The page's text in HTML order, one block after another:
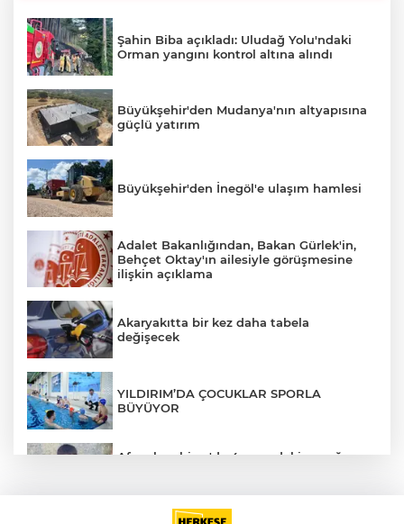
Şahin Biba açıkladı: Uludağ Yolu'ndaki
Orman yangını kontrol altına alındı
Büyükşehir'den Mudanya'nın altyapısına
güçlü yatırım
Büyükşehir'den İnegöl'e ulaşım hamlesi
Adalet Bakanlığından, Bakan Gürlek'in,
Behçet Oktay'ın ailesiyle görüşmesine
ilişkin açıklama
Akaryakıtta bir kez daha tabela
değişecek
YILDIRIM’DA ÇOCUKLAR SPORLA
BÜYÜYOR
Afyonkarahisar'da 4 yaşındaki çocuğun